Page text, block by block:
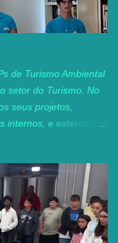
de Turismo Ambiental
setor do Turismo. No
seus projetos,
e externos ao
do IPL, Peniche, e
TAR, Sofia
já concluíram
neste momento a
e a Patrícia